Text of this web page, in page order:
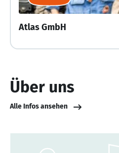
Atlas GmbH
Über uns
Alle Infos ansehen